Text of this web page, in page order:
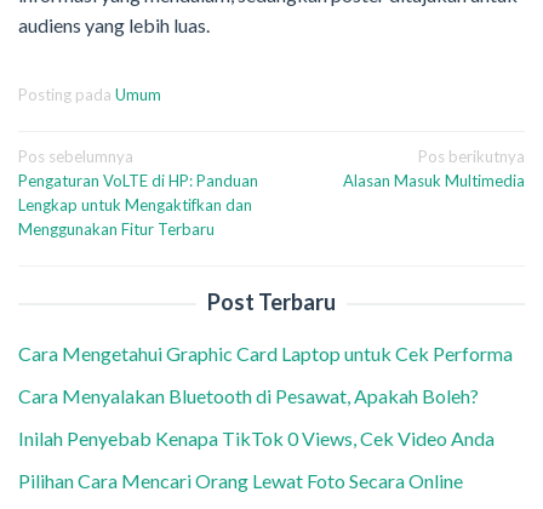
audiens yang lebih luas.
Posting pada Umum
Navigasi
pos
Pos sebelumnya
Pengaturan VoLTE di HP: Panduan
Lengkap untuk Mengaktifkan dan
Menggunakan Fitur Terbaru
Pos berikutnya
Alasan Masuk Multimedia
Post Terbaru
Cara Mengetahui Graphic Card Laptop untuk Cek Performa
Cara Menyalakan Bluetooth di Pesawat, Apakah Boleh?
Inilah Penyebab Kenapa TikTok 0 Views, Cek Video Anda
Pilihan Cara Mencari Orang Lewat Foto Secara Online